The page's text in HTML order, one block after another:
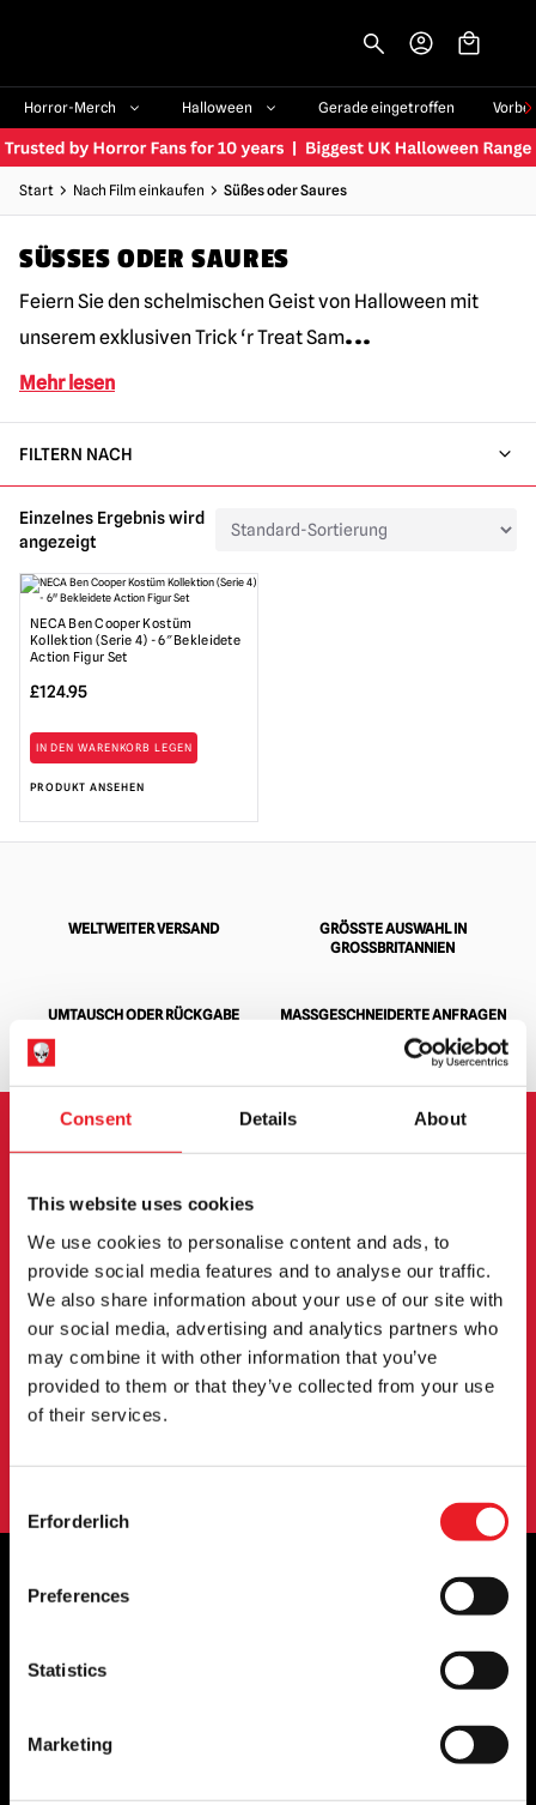
Consent Details About
This website uses cookies
We use cookies to personalise content and ads, to
provide social media features and to analyse our traffic.
We also share information about your use of our site with
our social media, advertising and analytics partners who
may combine it with other information that you’ve
provided to them or that they’ve collected from your use
of their services.
Selection
Erforderlich
Preferences
Statistics
Marketing
Horror-Merch Halloween Gerade eingetroffen
Start Nach Film einkaufen Süßes oder Saures
SÜSSES ODER SAURES
Feiern Sie den schelmischen Geist von Halloween mit
unserem exklusiven Trick ‘r Treat Sam...
Mehr lesen
FILTERN NACH
Einzelnes Ergebnis wird
angezeigt
NECA Ben Cooper Kostüm
Kollektion (Serie 4) - 6″ Bekleidete
Action Figur Set
£124.95
IN DEN WARENKORB LEGEN
PRODUKT ANSEHEN
WELTWEITER VERSAND
GRÖSSTE AUSWAHL IN G
ROSSBRITANNIEN
UMTAUSCH ODER RÜCKGABE MASSGESCHNEIDERTE ANFRAGEN
NEWSLETTER
Melden Sie sich an, um über neue Produkte,
Veranstaltungen und mehr informiert zu werden.
ANMELDUNG
unseremDatenschutzbestimmungen.